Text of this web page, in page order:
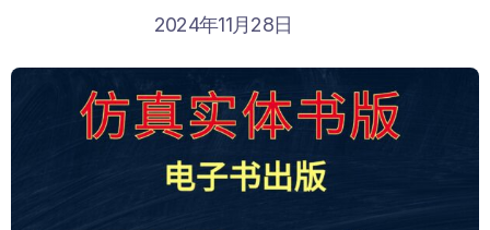
2024年11月28日